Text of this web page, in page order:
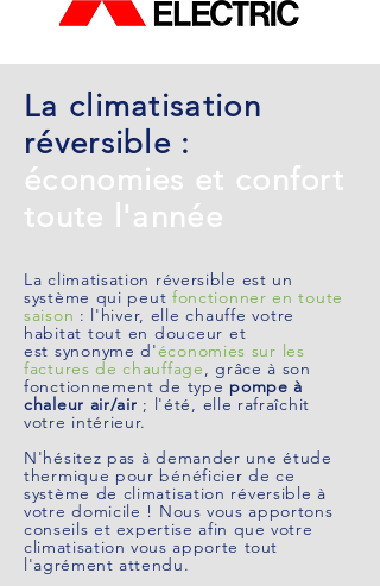
La climatisation
réversible :
économies et confort​
toute
l'année
La climatisation réversible est un
système qui peut fonctionner en toute
saison : l'hiver, elle chauffe votre
habitat tout en douceur et
est synonyme d'économies sur les
factures de chauffage, grâce à son
fonctionnement de type pompe à
chaleur air/air ; l'été, elle rafraîchit
votre intérieur.
N'hésitez pas à demander une étude
thermique pour bénéficier de ce
système de climatisation réversible à
votre domicile ! Nous vous apportons
conseils et expertise afin que votre
climatisation vous apporte tout
l'agrément attendu.